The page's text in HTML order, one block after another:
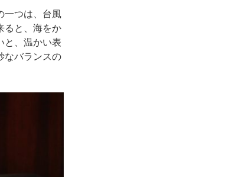
一つは、台風
ると、海をか
と、温かい表
なバランスの